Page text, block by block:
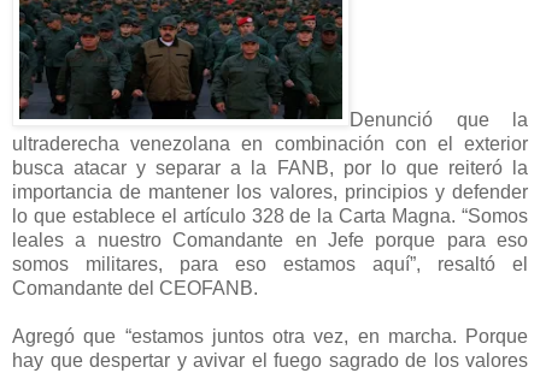
Denunció que la
ultraderecha venezolana en combinación con el exterior
busca atacar y separar a la FANB, por lo que reiteró la
importancia de mantener los valores, principios y defender
lo que establece el artículo 328 de la Carta Magna. “Somos
leales a nuestro Comandante en Jefe porque para eso
somos militares, para eso estamos aquí”, resaltó el
Comandante del CEOFANB.
Agregó que “estamos juntos otra vez, en marcha. Porque
hay que despertar y avivar el fuego sagrado de los valores